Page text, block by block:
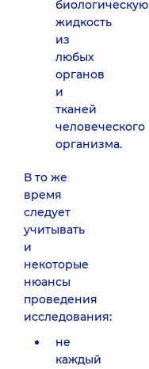
биологическую
жидкость
из
любых
органов
и
тканей
человеческого
организма.
В то же
время
следует
учитывать
и
некоторые
нюансы
проведения
исследования:
не
каждый